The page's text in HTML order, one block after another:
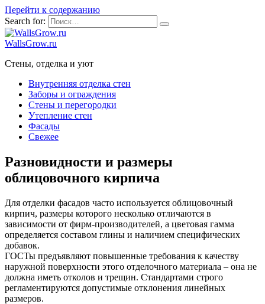
Перейти к содержанию
Search for:
WallsGrow.ru
Стены, отделка и уют
Внутренняя отделка стен
Заборы и ограждения
Стены и перегородки
Утепление стен
Фасады
Свежее
Разновидности и размеры
облицовочного кирпича
Для отделки фасадов часто используется облицовочный
кирпич, размеры которого несколько отличаются в
зависимости от фирм-производителей, а цветовая гамма
определяется составом глины и наличием специфических
добавок.
ГОСТы предъявляют повышенные требования к качеству
наружной поверхности этого отделочного материала – она не
должна иметь отколов и трещин. Стандартами строго
регламентируются допустимые отклонения линейных
размеров.